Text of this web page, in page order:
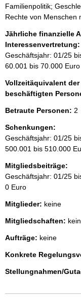
Familienpolitik;
Rechte von Menschen
Jährliche finanzielle
Interessenvertretung:
Geschäftsjahr: 01/25
60.001 bis 70.000 Euro
Vollzeitäquivalent
beschäftigten
Betraute Personen: 2
Schenkungen:
Geschäftsjahr: 01/25
500.001 bis 510.000
Mitgliedsbeiträge:
Geschäftsjahr: 01/25
0 Euro
Mitglieder: keine
Mitgliedschaften:
Aufträge: keine
Konkrete
Stellungnahmen/